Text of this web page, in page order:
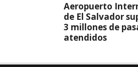
Aeropuerto
de El Salvador
3 millones de
atendidos